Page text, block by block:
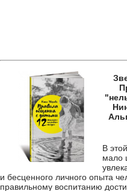
В
мало
и бесценного личного опыта
правильному воспитанию